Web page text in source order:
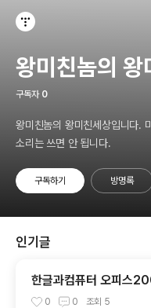
왕미친놈의 왕
구독자 0
왕미친놈의 왕미친세상입니다.
소리는 쓰면 안 됩니다.
구독하기 방명록
인기글
한글과컴퓨터 오피스
0 0 조회 5